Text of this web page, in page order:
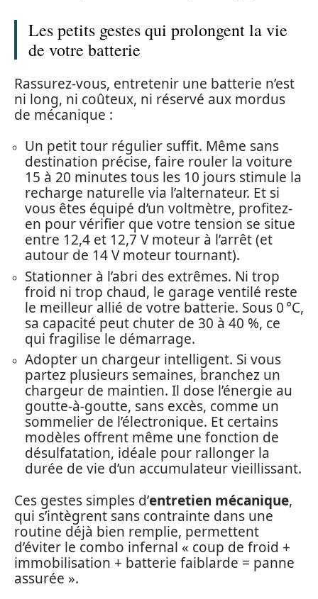
Les petits gestes qui prolongent la vie
de votre batterie
Rassurez-vous, entretenir une batterie n’est
ni long, ni coûteux, ni réservé aux mordus
de mécanique :
Un petit tour régulier suffit. Même sans
destination précise, faire rouler la voiture
15 à 20 minutes tous les 10 jours stimule la
recharge naturelle via l’alternateur. Et si
vous êtes équipé d’un voltmètre, profitez-
en pour vérifier que votre tension se situe
entre 12,4 et 12,7 V moteur à l’arrêt (et
autour de 14 V moteur tournant).
Stationner à l’abri des extrêmes. Ni trop
froid ni trop chaud, le garage ventilé reste
le meilleur allié de votre batterie. Sous 0 °C,
sa capacité peut chuter de 30 à 40 %, ce
qui fragilise le démarrage.
Adopter un chargeur intelligent. Si vous
partez plusieurs semaines, branchez un
chargeur de maintien. Il dose l’énergie au
goutte-à-goutte, sans excès, comme un
sommelier de l’électronique. Et certains
modèles offrent même une fonction de
désulfatation, idéale pour rallonger la
durée de vie d’un accumulateur vieillissant.
Ces gestes simples d’entretien mécanique,
qui s’intègrent sans contrainte dans une
routine déjà bien remplie, permettent
d’éviter le combo infernal « coup de froid +
immobilisation + batterie faiblarde = panne
assurée ».